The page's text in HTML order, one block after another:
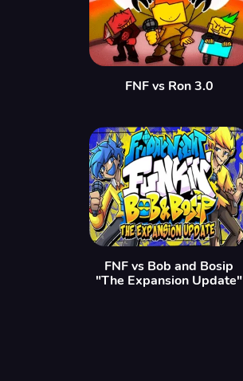
FNF vs Ron 3.0
FNF vs Bob and Bosip
"The Expansion Update"